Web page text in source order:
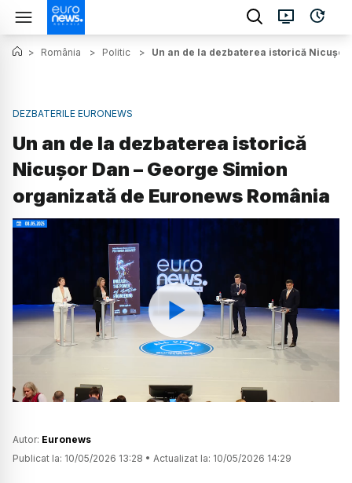
> România > Politic > Un an de la dezbaterea istorică Nicușor
DEZBATERILE EURONEWS
Un an de la dezbaterea istorică
Nicușor Dan – George Simion
organizată de Euronews România
Watch
Autor: Euronews
Publicat la: 10/05/2026 13:28 • Actualizat la: 10/05/2026 14:29